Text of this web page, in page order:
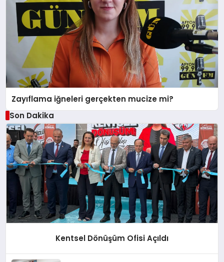
Zayıflama iğneleri gerçekten mucize mi?
Son Dakika
Kentsel Dönüşüm Ofisi Açıldı